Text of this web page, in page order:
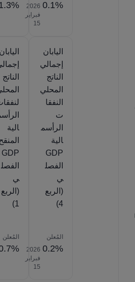
0.1%
2026‎
فبراير
‎15
اليابان
إجمالي
الناتج
المحلي
النفقا
ت
الرأسم
الية
GDP
الفصل
ي
(الربع
4)
المُعلن
0.2%
2026‎
فبراير
‎15
اليابان
الناتج
الية
GDP
الفصل
ي
(الربع
1)
المُعلن